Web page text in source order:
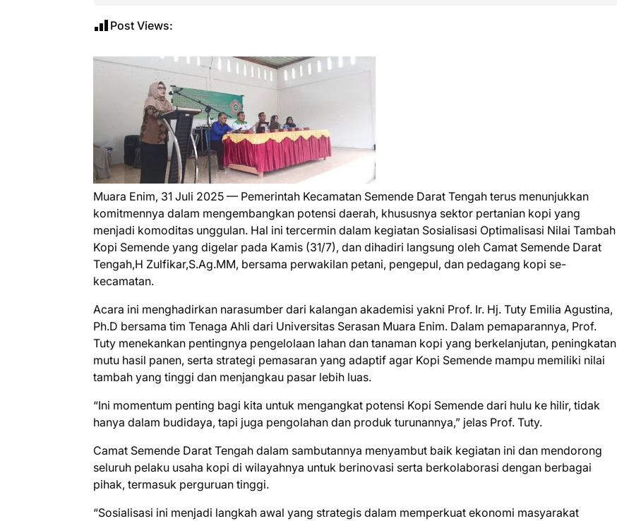
Post Views:
Muara Enim, 31 Juli 2025 — Pemerintah Kecamatan Semende Darat Tengah terus menunjukkan
komitmennya dalam mengembangkan potensi daerah, khususnya sektor pertanian kopi yang
menjadi komoditas unggulan. Hal ini tercermin dalam kegiatan Sosialisasi Optimalisasi Nilai Tambah
Kopi Semende yang digelar pada Kamis (31/7), dan dihadiri langsung oleh Camat Semende Darat
Tengah,H Zulfikar,S.Ag.MM, bersama perwakilan petani, pengepul, dan pedagang kopi se-
kecamatan.
Acara ini menghadirkan narasumber dari kalangan akademisi yakni Prof. Ir. Hj. Tuty Emilia Agustina,
Ph.D bersama tim Tenaga Ahli dari Universitas Serasan Muara Enim. Dalam pemaparannya, Prof.
Tuty menekankan pentingnya pengelolaan lahan dan tanaman kopi yang berkelanjutan, peningkatan
mutu hasil panen, serta strategi pemasaran yang adaptif agar Kopi Semende mampu memiliki nilai
tambah yang tinggi dan menjangkau pasar lebih luas.
“Ini momentum penting bagi kita untuk mengangkat potensi Kopi Semende dari hulu ke hilir, tidak
hanya dalam budidaya, tapi juga pengolahan dan produk turunannya,” jelas Prof. Tuty.
Camat Semende Darat Tengah dalam sambutannya menyambut baik kegiatan ini dan mendorong
seluruh pelaku usaha kopi di wilayahnya untuk berinovasi serta berkolaborasi dengan berbagai
pihak, termasuk perguruan tinggi.
“Sosialisasi ini menjadi langkah awal yang strategis dalam memperkuat ekonomi masyarakat